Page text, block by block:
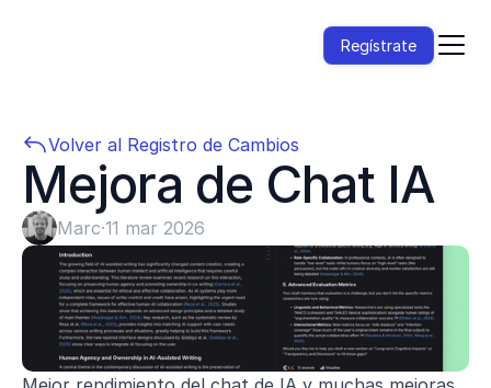
Volver al Registro de Cambios
Mejora de Chat IA
Marc·11 mar 2026
Regístrate